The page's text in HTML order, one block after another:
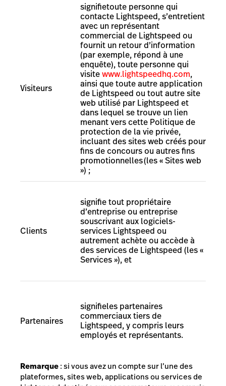
Visiteurs
signifietoute personne qui
contacte Lightspeed, s’entretient
avec un représentant
commercial de Lightspeed ou
fournit un retour d’information
(par exemple, répond à une
enquête),toute personne qui
visitewww.lightspeedhq.com,
ainsi que toute autre application
de Lightspeed ou tout autre site
web utilisé par Lightspeed et
dans lequel se trouve un lien
menant vers cette Politique de
protection de la vie privée,
incluant des sites web créés pour
fins de concours ou autres fins
promotionnelles(les « Sites web
») ;
Clients
signifie tout propriétaire
d’entreprise ou entreprise
souscrivant aux logiciels-
services Lightspeed ou
autrement achète ou accède à
des services de Lightspeed (les «
Services »), et
Partenaires
signifieles partenaires
commerciaux tiers de
Lightspeed, y compris leurs
employés et représentants.
Remarque: si vous avez un compte sur l’une des
plateformes, sites web, applications ou services de